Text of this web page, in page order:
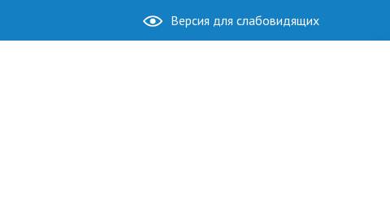
Версия для слабовидящих